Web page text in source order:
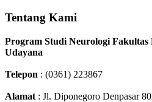
Tentang Kami
Program Studi Neurologi Fakultas
Udayana
Telepon : (0361) 223867
Alamat : Jl. Diponegoro Denpasar